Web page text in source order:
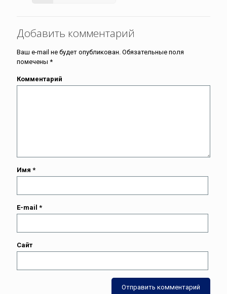
Добавить комментарий
Ваш e-mail не будет опубликован. Обязательные поля
помечены *
Комментарий
Имя *
E-mail *
Сайт